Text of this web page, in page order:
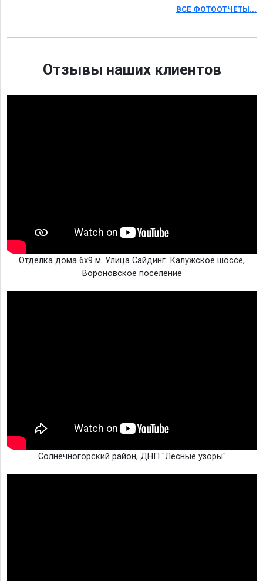
ВСЕ ФОТООТЧЕТЫ...
Отзывы наших клиентов
Отделка дома 6х9 м. Улица Сайдинг. Калужское шоссе,
Вороновское поселение
Солнечногорский район, ДНП "Лесные узоры"